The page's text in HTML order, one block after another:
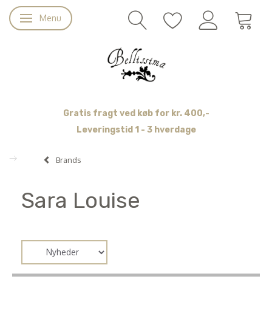
Skifte navigation
Menu
Gratis fragt ved køb for kr. 400,-
Leveringstid 1 - 3 hverdage
Brands
Sara Louise